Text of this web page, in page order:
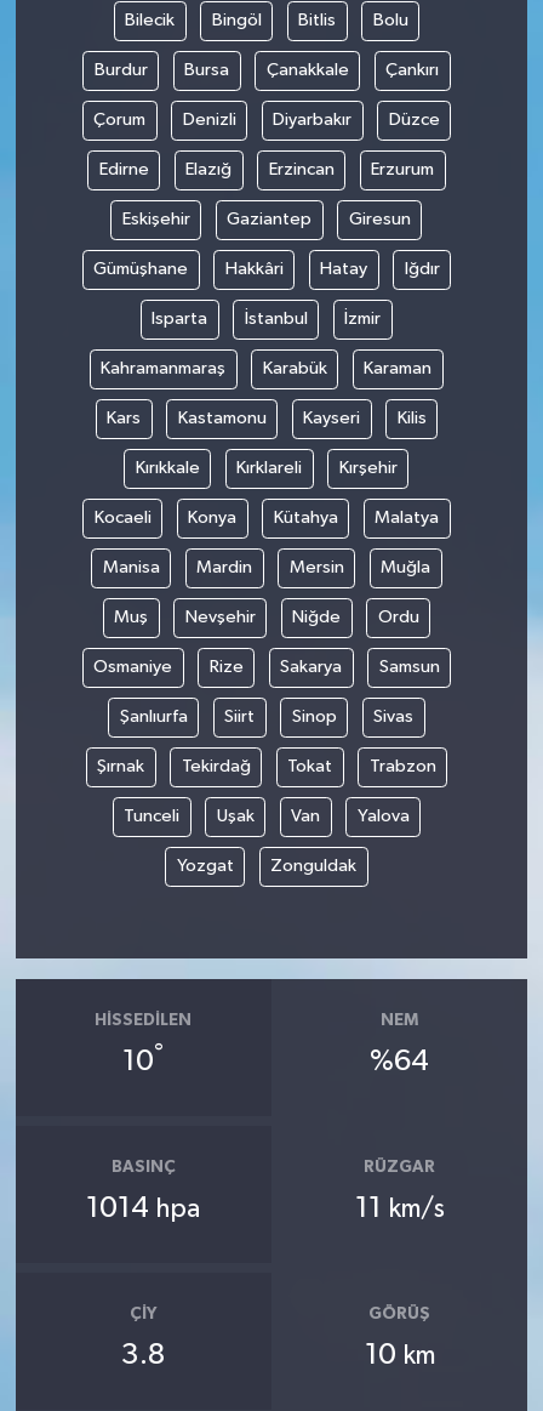
Bilecik Bingöl Bitlis Bolu
Burdur Bursa Çanakkale Çankırı
Çorum Denizli Diyarbakır Düzce
Edirne Elazığ Erzincan Erzurum
Eskişehir Gaziantep Giresun
Gümüşhane Hakkâri Hatay Iğdır
Isparta İstanbul İzmir
Kahramanmaraş Karabük Karaman
Kars Kastamonu Kayseri Kilis
Kırıkkale Kırklareli Kırşehir
Kocaeli Konya Kütahya Malatya
Manisa Mardin Mersin Muğla
Muş Nevşehir Niğde Ordu
Osmaniye Rize Sakarya Samsun
Şanlıurfa Siirt Sinop Sivas
Şırnak Tekirdağ Tokat Trabzon
Tunceli Uşak Van Yalova
Yozgat Zonguldak
HISSEDILEN
10°
NEM
%64
BASINÇ
1014 hpa
RÜZGAR
11 km/s
ÇIY
3.8
GÖRÜŞ
10 km